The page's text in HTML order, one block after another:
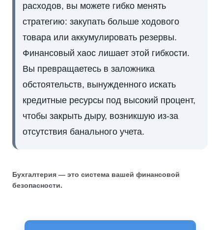
расходов, вы можете гибко менять
стратегию: закупать больше ходового
товара или аккумулировать резервы.
Финансовый хаос лишает этой гибкости.
Вы превращаетесь в заложника
обстоятельств, вынужденного искать
кредитные ресурсы под высокий процент,
чтобы закрыть дыру, возникшую из-за
отсутствия банального учета.
Бухгалтерия — это система вашей финансовой
безопасности.